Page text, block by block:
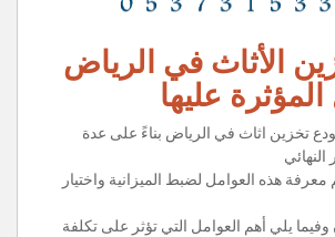
الأثاث في الرياض
عليها
تخزين اثاث في الرياض بناءً على عدة
هذه العوامل لضبط الميزانية واختيار
وفيما يلي أهم العوامل التي تؤثر على تكلفة